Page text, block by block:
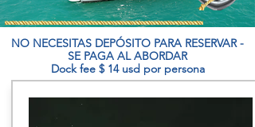
NO NECESITAS DEPÓSITO PARA RESERVAR -
SE PAGA AL ABORDAR
Dock fee $ 14 usd por persona